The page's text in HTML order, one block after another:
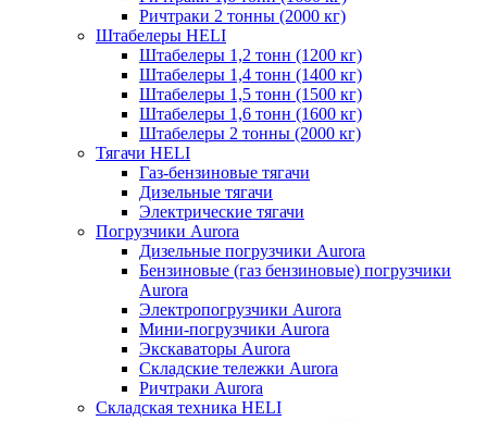
Ричтраки 2 тонны (2000 кг)
Штабелеры HELI
Штабелеры 1,2 тонн (1200 кг)
Штабелеры 1,4 тонн (1400 кг)
Штабелеры 1,5 тонн (1500 кг)
Штабелеры 1,6 тонн (1600 кг)
Штабелеры 2 тонны (2000 кг)
Тягачи HELI
Газ-бензиновые тягачи
Дизельные тягачи
Электрические тягачи
Погрузчики Aurora
Дизельные погрузчики Aurora
Бензиновые (газ бензиновые) погрузчики
Aurora
Электропогрузчики Aurora
Мини-погрузчики Aurora
Экскаваторы Aurora
Складские тележки Aurora
Ричтраки Aurora
Складская техника HELI